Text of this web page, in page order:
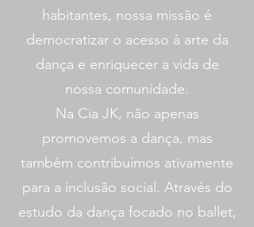
habitantes, nossa missão é
democratizar o acesso à arte da
dança e enriquecer a vida de
nossa comunidade.
Na Cia JK, não apenas
promovemos a dança, mas
também contribuímos ativamente
para a inclusão social. Através do
estudo da dança focado no ballet,